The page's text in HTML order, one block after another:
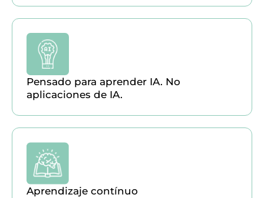
Pensado para aprender IA. No
aplicaciones de IA.
Aprendizaje contínuo